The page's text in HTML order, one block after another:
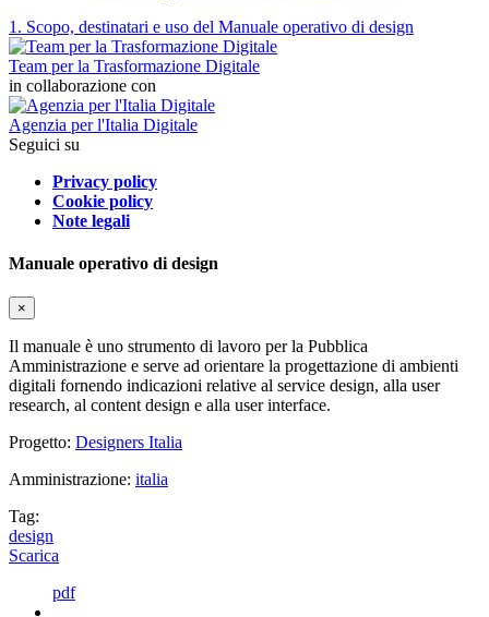
1. Scopo, destinatari e uso del Manuale operativo di design
Team per la Trasformazione Digitale
in collaborazione con
Agenzia per l'Italia Digitale
Seguici su
Privacy policy
Cookie policy
Note legali
Manuale operativo di design
×
Il manuale è uno strumento di lavoro per la Pubblica
Amministrazione e serve ad orientare la progettazione di ambienti
digitali fornendo indicazioni relative al service design, alla user
research, al content design e alla user interface.
Progetto: Designers Italia
Amministrazione: italia
Tag:
design
Scarica
pdf